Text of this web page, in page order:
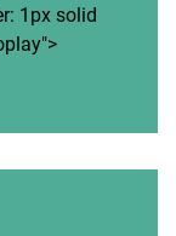
1px solid